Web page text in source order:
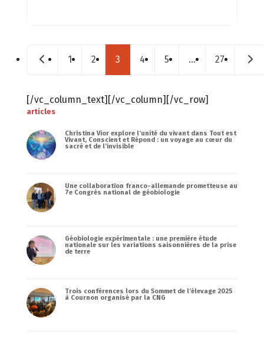
Posts navigation
Nouveaux postes
1 2 3 4 5 … 27
[/vc_column_text][/vc_column][/vc_row]
articles
Christina Vior explore l’unité du vivant dans Tout est
Vivant, Conscient et Répond : un voyage au cœur du
sacré et de l’invisible
Une collaboration franco-allemande prometteuse au
7e Congrès national de géobiologie
Géobiologie expérimentale : une première étude
nationale sur les variations saisonnières de la prise
de terre
Trois conférences lors du Sommet de l’élevage 2025
à Cournon organisé par la CNG